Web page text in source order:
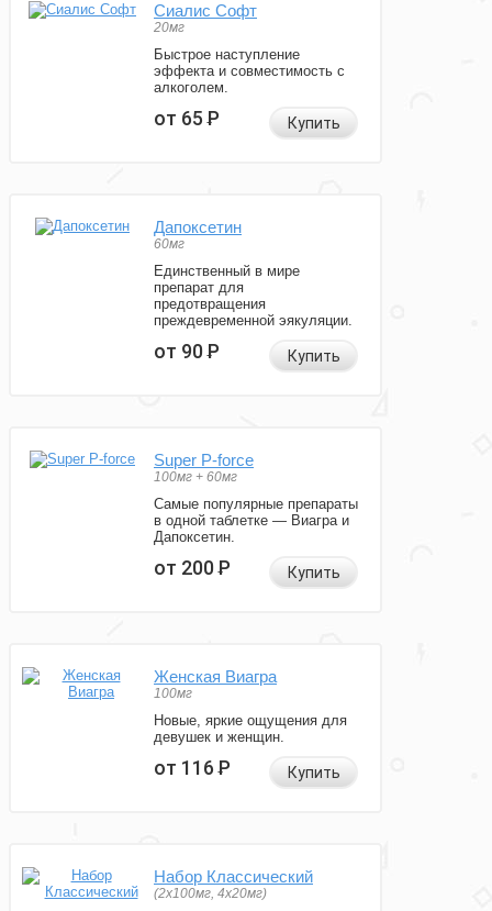
Сиалис Софт
20мг
Быстрое наступление
эффекта и совместимость с
алкоголем.
от 65Р Купить
Дапоксетин
60мг
Единственный в мире
препарат для
предотвращения
преждевременной эякуляции.
от 90Р Купить
Super P-force
100мг + 60мг
Самые популярные препараты
в одной таблетке — Виагра и
Дапоксетин.
от 200Р Купить
Женская Виагра
100мг
Новые, яркие ощущения для
девушек и женщин.
от 116Р Купить
Набор Классический
(2x100мг, 4x20мг)